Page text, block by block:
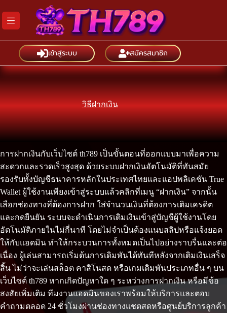
to
content
เข้าสู่ระบบ สมัครสมาชิก
วิธีฝากเงิน
การฝากเงินกับเว็บไซต์ th789 เป็นขั้นตอนที่ออกแบบมาเพื่อความ
สะดวกและรวดเร็วสูงสุด ด้วยระบบฝากเงินอัตโนมัติที่ทันสมัย
รองรับทั้งบัญชีธนาคารหลักในประเทศไทยและแอปพลิเคชัน True
Wallet ผู้ใช้งานเพียงเข้าสู่ระบบแล้วคลิกที่เมนู “ฝากเงิน” จากนั้น
เลือกช่องทางที่ต้องการฝาก ใส่จำนวนเงินที่ต้องการเติมเครดิต
และกดยืนยัน ระบบจะดำเนินการเติมเงินเข้าสู่บัญชีผู้ใช้งานโดย
อัตโนมัติภายในไม่กี่นาที โดยไม่จำเป็นต้องแนบสลิปหรือแจ้งยอด
ให้กับแอดมิน ทำให้กระบวนการทั้งหมดเป็นไปอย่างราบรื่นและต่อ
เนื่อง ผู้เล่นสามารถเริ่มต้นการเดิมพันได้ทันทีหลังจากเติมเงินเสร็จ
สิ้น ไม่ว่าจะเล่นสล็อต คาสิโนสด หรือเกมเดิมพันประเภทอื่น ๆ บน
เว็บไซต์ th789 หากเกิดปัญหาใด ๆ ระหว่างการฝากเงิน หรือมีข้อ
สงสัยเพิ่มเติม ทีมงานแอดมินของเราพร้อมให้บริการและตอบ
คำถามตลอด 24 ชั่วโมงผ่านช่องทางแชตสดหรือศูนย์บริการลูกค้า